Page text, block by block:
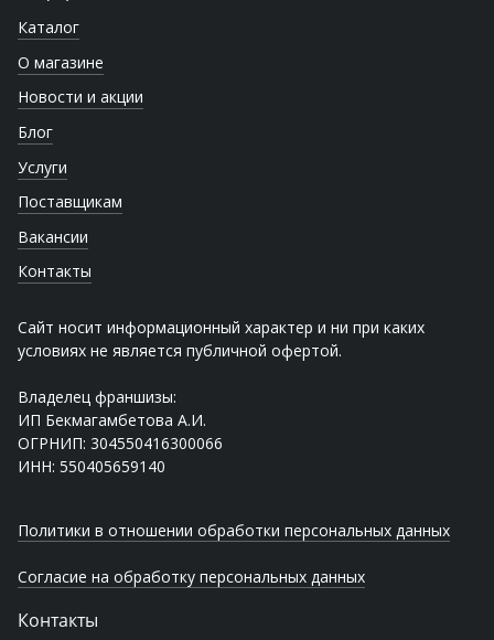
Каталог
О магазине
Новости и акции
Блог
Услуги
Поставщикам
Вакансии
Контакты
Сайт носит информационный характер и ни при каких
условиях не является публичной офертой.
Владелец франшизы:
ИП Бекмагамбетова А.И.
ОГРНИП: 304550416300066
ИНН: 550405659140
Политики в отношении обработки персональных данных
Согласие на обработку персональных данных
Контакты